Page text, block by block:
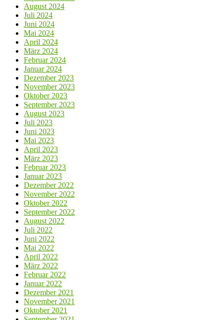
August 2024
Juli 2024
Juni 2024
Mai 2024
April 2024
März 2024
Februar 2024
Januar 2024
Dezember 2023
November 2023
Oktober 2023
September 2023
August 2023
Juli 2023
Juni 2023
Mai 2023
April 2023
März 2023
Februar 2023
Januar 2023
Dezember 2022
November 2022
Oktober 2022
September 2022
August 2022
Juli 2022
Juni 2022
Mai 2022
April 2022
März 2022
Februar 2022
Januar 2022
Dezember 2021
November 2021
Oktober 2021